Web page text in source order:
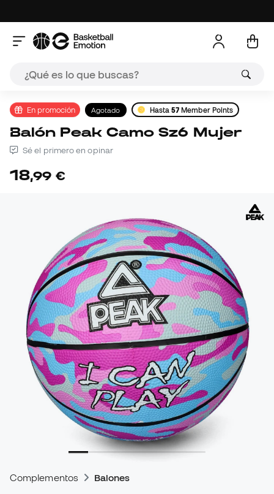
En promoción Agotado Hasta57 Member Points
Balón Peak Camo Sz6 Mujer
Sé el primero en opinar
18,99 €
Complementos Balones